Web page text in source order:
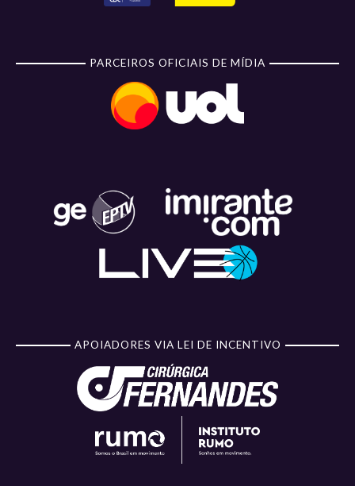
PARCEIROS OFICIAIS DE MÍDIA
APOIADORES VIA LEI DE INCENTIVO